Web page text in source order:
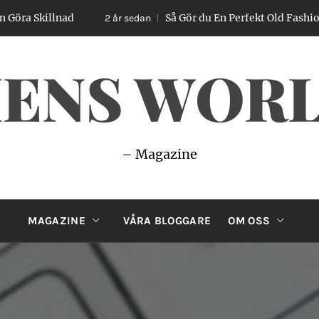
2 år sedan Så Gör du En Perfekt Old Fashioned –
– Magazine
MAGAZINE VÅRA BLOGGARE OM OSS